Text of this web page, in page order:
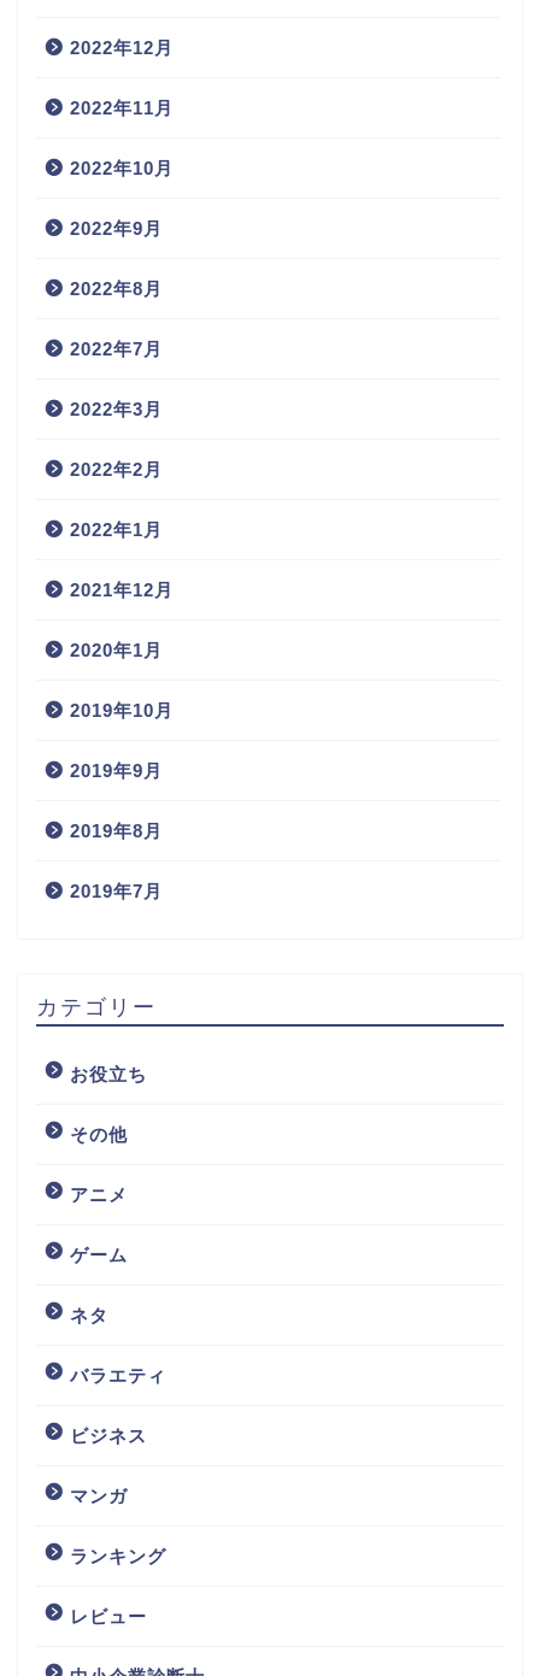
2022年12月
2022年11月
2022年10月
2022年9月
2022年8月
2022年7月
2022年3月
2022年2月
2022年1月
2021年12月
2020年1月
2019年10月
2019年9月
2019年8月
2019年7月
カテゴリー
お役立ち
その他
アニメ
ゲーム
ネタ
バラエティ
ビジネス
マンガ
ランキング
レビュー